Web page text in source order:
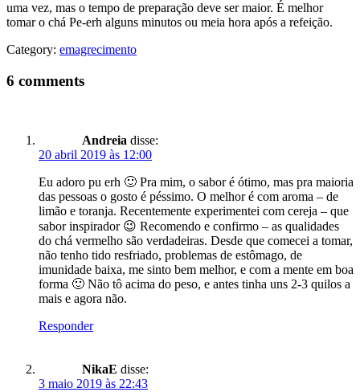
uma vez, mas o tempo de preparação deve ser maior. É melhor
tomar o chá Pe-erh alguns minutos ou meia hora após a refeição.
Category: emagrecimento
6 comments
Andreia disse:
20 abril 2019 às 12:00
Eu adoro pu erh 🙂 Pra mim, o sabor é ótimo, mas pra maioria
das pessoas o gosto é péssimo. O melhor é com aroma – de
limão e toranja. Recentemente experimentei com cereja – que
sabor inspirador 😉 Recomendo e confirmo – as qualidades
do chá vermelho são verdadeiras. Desde que comecei a tomar,
não tenho tido resfriado, problemas de estômago, de
imunidade baixa, me sinto bem melhor, e com a mente em boa
forma 🙂 Não tô acima do peso, e antes tinha uns 2-3 quilos a
mais e agora não.
Responder
NikaE disse:
3 maio 2019 às 22:43